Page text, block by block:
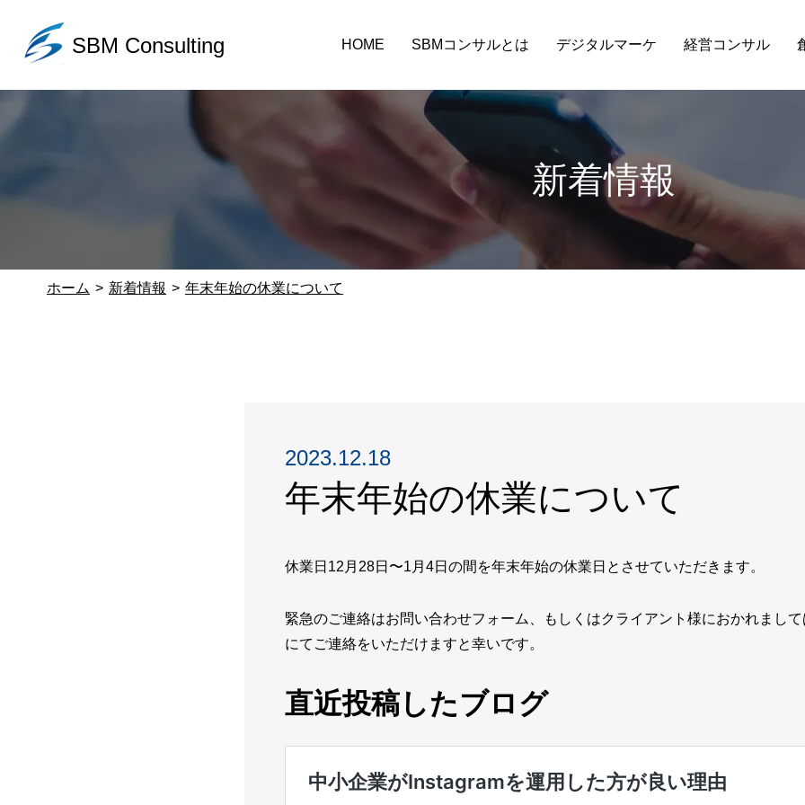
SBM Consulting HOME SBMコンサルとは デジタルマーケ 経営コンサル
新着情報
ホーム 新着情報 年末年始の休業について
2023.12.18
年末年始の休業について
休業日12月28日〜1月4日の間を年末年始の休業日とさせていただきます。
緊急のご連絡はお問い合わせフォーム、もしくはクライアント様におかれまし
にてご連絡をいただけますと幸いです。
直近投稿したブログ